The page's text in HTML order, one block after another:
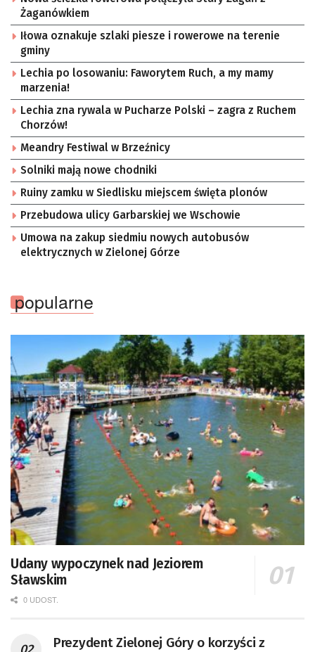
Żaganówkiem
Iłowa oznakuje szlaki piesze i rowerowe na terenie
gminy
Lechia po losowaniu: Faworytem Ruch, a my mamy
marzenia!
Lechia zna rywala w Pucharze Polski – zagra z Ruchem
Chorzów!
Meandry Festiwal w Brzeźnicy
Solniki mają nowe chodniki
Ruiny zamku w Siedlisku miejscem święta plonów
Przebudowa ulicy Garbarskiej we Wschowie
Umowa na zakup siedmiu nowych autobusów
elektrycznych w Zielonej Górze
popularne
Udany wypoczynek nad Jeziorem
Sławskim
0 UDOST.
Prezydent Zielonej Góry o korzyści z